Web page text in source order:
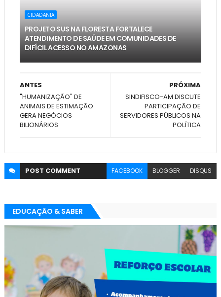
CIDADANIA
PROJETO SUS NA FLORESTA FORTALECE
ATENDIMENTO DE SAÚDE EM COMUNIDADES DE
DIFÍCIL ACESSO NO AMAZONAS
PRÓXIMA
SINDIFISCO-AM DISCUTE
PARTICIPAÇÃO DE
SERVIDORES PÚBLICOS NA
POLÍTICA
ANTES
"HUMANIZAÇÃO" DE
ANIMAIS DE ESTIMAÇÃO
GERA NEGÓCIOS
BILIONÁRIOS
POST COMMENT FACEBOOK BLOGGER DISQUS
EDUCAÇÃO & SABER